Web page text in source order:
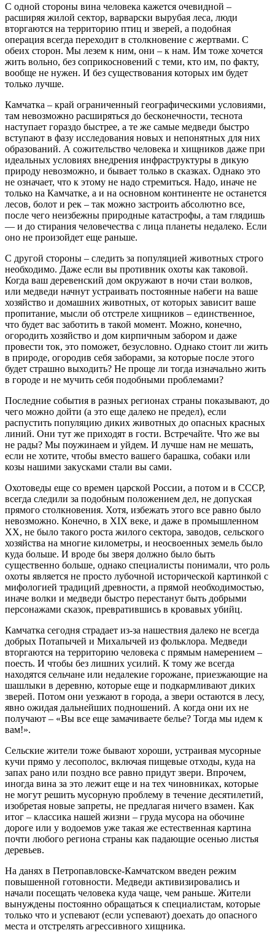
С одной стороны вина человека кажется очевидной –
расширяя жилой сектор, варварски вырубая леса, люди
вторгаются на территорию птиц и зверей, а подобная
операция всегда переходит в столкновение с жертвами. С
обеих сторон. Мы лезем к ним, они – к нам. Им тоже хочется
жить вольно, без соприкосновений с теми, кто им, по факту,
вообще не нужен. И без существования которых им будет
только лучше.
Камчатка – край ограниченный географическими условиями,
там невозможно расширяться до бесконечности, теснота
наступает гораздо быстрее, а те же самые медведи быстро
вступают в фазу исследования новых и непонятных для них
образований. А сожительство человека и хищников даже при
идеальных условиях внедрения инфраструктуры в дикую
природу невозможно, и бывает только в сказках. Однако это
не означает, что к этому не надо стремиться. Надо, иначе не
только на Камчатке, а и на основном континенте не останется
лесов, болот и рек – так можно застроить абсолютно все,
после чего неизбежны природные катастрофы, а там глядишь
— и до стирания человечества с лица планеты недалеко. Если
оно не произойдет еще раньше.
С другой стороны – следить за популяцией животных строго
необходимо. Даже если вы противник охоты как таковой.
Когда ваш деревенский дом окружают в ночи стаи волков,
или медведи начнут устраивать постоянные набеги на ваше
хозяйство и домашних животных, от которых зависит ваше
пропитание, мысли об отстреле хищников – единственное,
что будет вас заботить в такой момент. Можно, конечно,
огородить хозяйство и дом кирпичным забором и даже
провести ток, это поможет, безусловно. Однако стоит ли жить
в природе, огородив себя заборами, за которые после этого
будет страшно выходить? Не проще ли тогда изначально жить
в городе и не мучить себя подобными проблемами?
Последние события в разных регионах страны показывают, до
чего можно дойти (а это еще далеко не предел), если
распустить популяцию диких животных до опасных красных
линий. Они тут же приходят в гости. Встречайте. Что же вы
не рады? Мы поужинаем и уйдем. И лучше нам не мешать,
если не хотите, чтобы вместо вашего барашка, собаки или
козы нашими закусками стали вы сами.
Охотоведы еще со времен царской России, а потом и в СССР,
всегда следили за подобным положением дел, не допуская
прямого столкновения. Хотя, избежать этого все равно было
невозможно. Конечно, в XIX веке, и даже в промышленном
XX, не было такого роста жилого сектора, заводов, сельского
хозяйства на многие километры, и неосвоенных земель было
куда больше. И вроде бы зверя должно было быть
существенно больше, однако специалисты понимали, что роль
охоты является не просто лубочной исторической картинкой с
мифологией традиций древности, а прямой необходимостью,
иначе волки и медведи быстро перестанут быть добрыми
персонажами сказок, превратившись в кровавых убийц.
Камчатка сегодня страдает из-за нашествия далеко не всегда
добрых Потапычей и Михалычей из фольклора. Медведи
вторгаются на территорию человека с прямым намерением –
поесть. И чтобы без лишних усилий. К тому же всегда
находятся сельчане или недалекие горожане, приезжающие на
шашлыки в деревню, которые еще и подкармливают диких
зверей. Потом они уезжают в города, а звери остаются в лесу,
явно ожидая дальнейших подношений. А когда они их не
получают – «Вы все еще замачиваете белье? Тогда мы идем к
вам!».
Сельские жители тоже бывают хороши, устраивая мусорные
кучи прямо у лесополос, включая пищевые отходы, куда на
запах рано или поздно все равно придут звери. Впрочем,
иногда вина за это лежит еще и на тех чиновниках, которые
не могут решить мусорную проблему в течение десятилетий,
изобретая новые запреты, не предлагая ничего взамен. Как
итог – классика нашей жизни – груда мусора на обочине
дороге или у водоемов уже такая же естественная картина
почти любого региона страны как падающие осенью листья
деревьев.
На данях в Петропавловске-Камчатском введен режим
повышенной готовности. Медведи активизировались и
начали посещать человека куда чаще, чем раньше. Жители
вынуждены постоянно обращаться к специалистам, которые
только что и успевают (если успевают) доехать до опасного
места и отстрелять агрессивного хищника.